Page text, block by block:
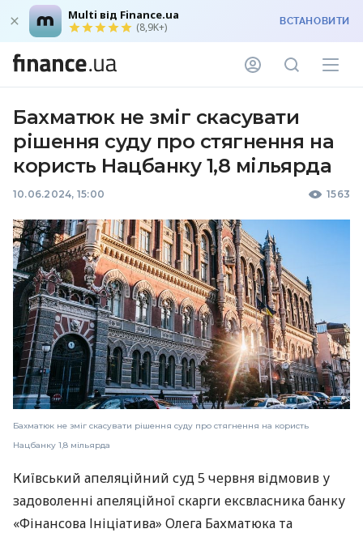
Multi від Finance.ua
(8,9K+) ВСТАНОВИТИ
Бахматюк не зміг скасувати
рішення суду про стягнення на
користь Нацбанку 1,8 мільярда
10.06.2024, 15:00 1563
Бахматюк не зміг скасувати рішення суду про стягнення на користь
Нацбанку 1,8 мільярда
Київський апеляційний суд 5 червня відмовив у
задоволенні апеляційної скарги ексвласника банку
«Фінансова Ініціатива» Олега Бахматюка та